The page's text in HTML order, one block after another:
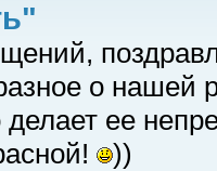
о нашей
ее
))